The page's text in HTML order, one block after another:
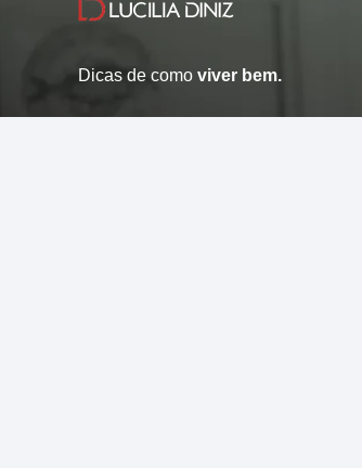
Dicas de como viver bem.